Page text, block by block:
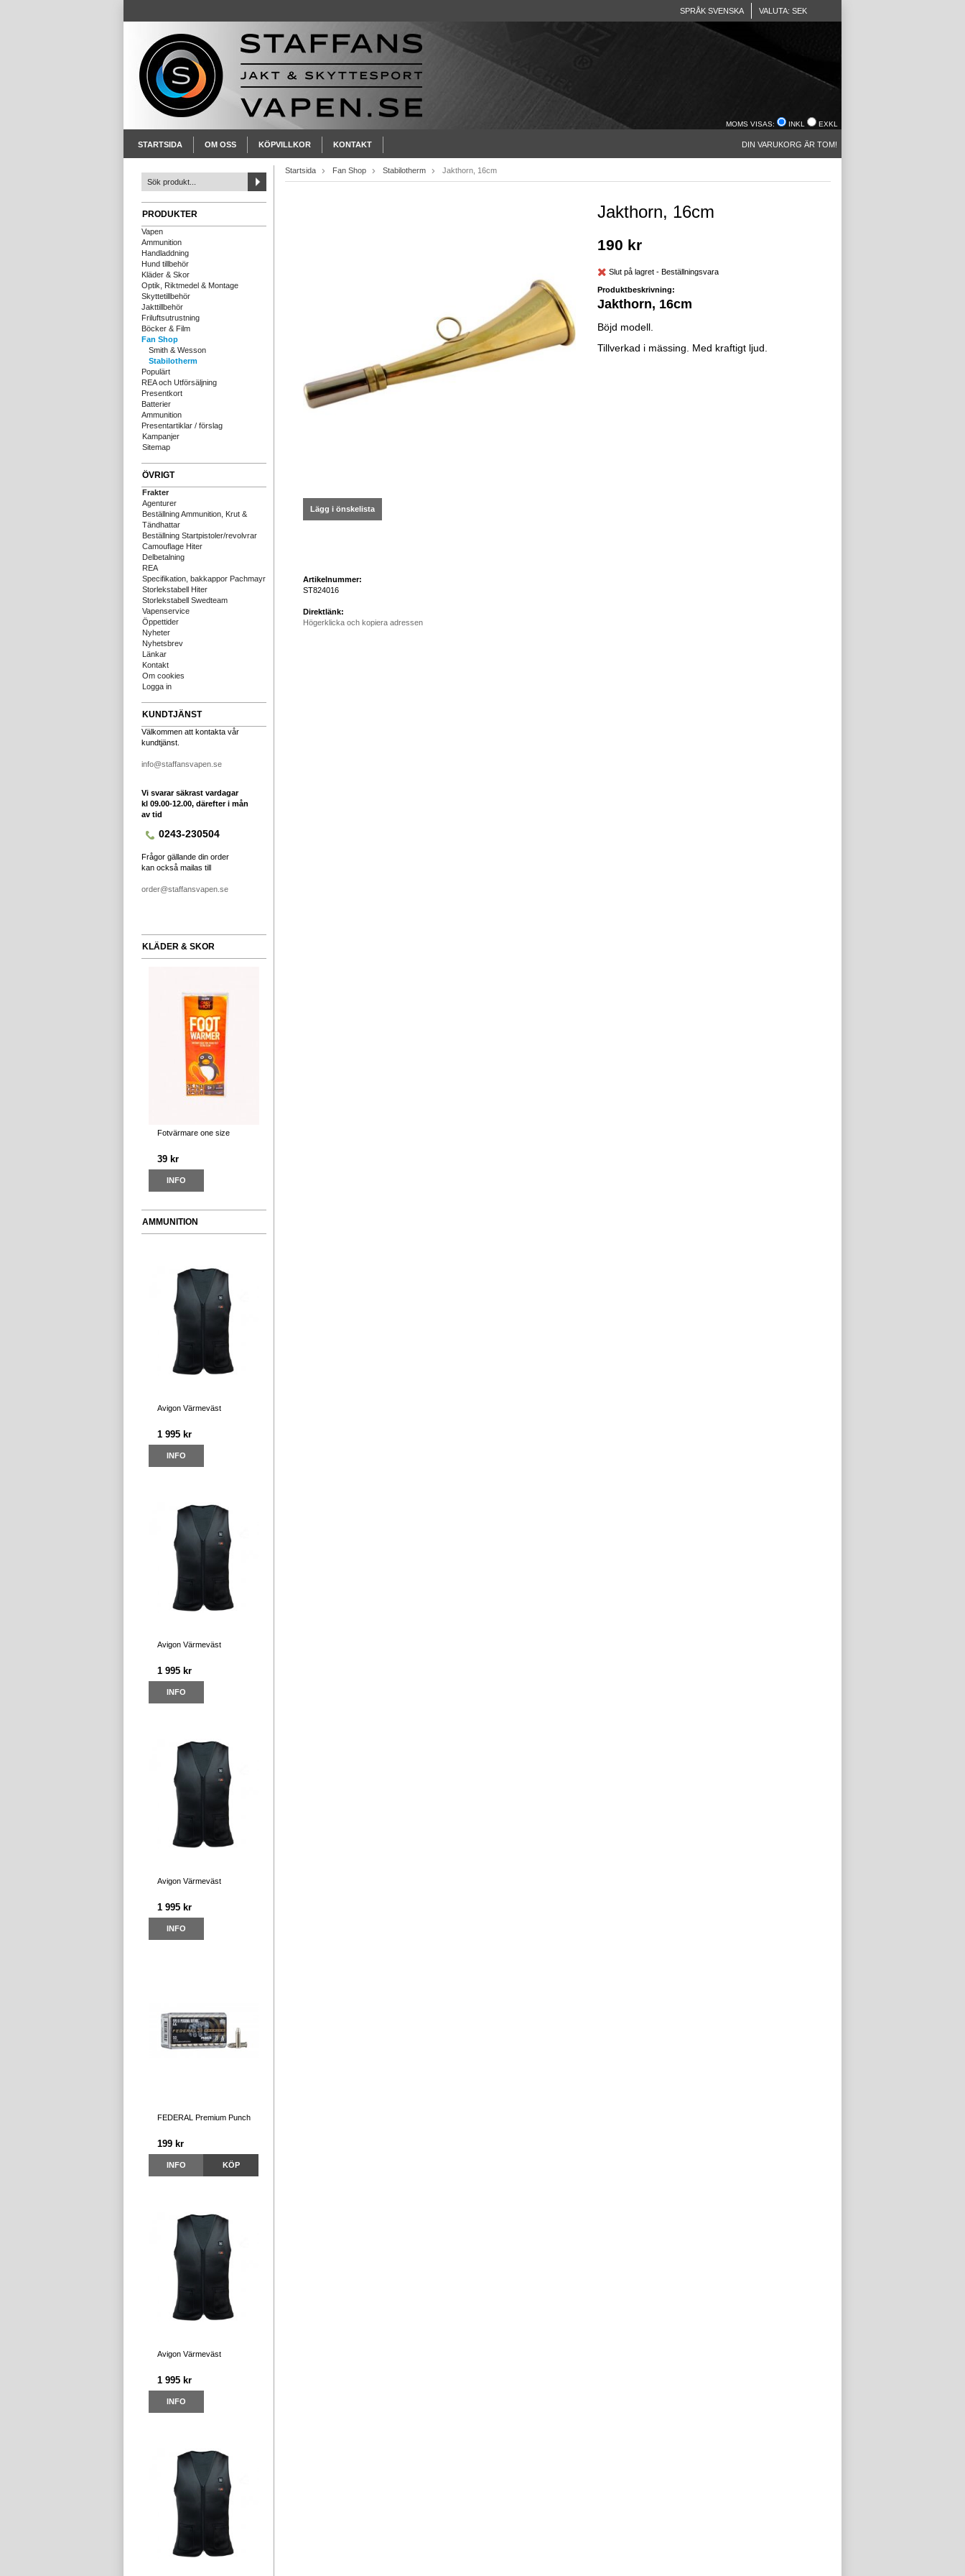
SPRÅK SVENSKA VALUTA: SEK
MOMS VISAS: INKL EXKL
STARTSIDA OM OSS KÖPVILLKOR KONTAKT DIN VARUKORG ÄR TOM!
PRODUKTER
Vapen
Ammunition
Handladdning
Hund tillbehör
Kläder & Skor
Optik, Riktmedel & Montage
Skyttetillbehör
Jakttillbehör
Friluftsutrustning
Böcker & Film
Fan Shop
Smith & Wesson
Stabilotherm
Populärt
REA och Utförsäljning
Presentkort
Batterier
Ammunition
Presentartiklar / förslag
Kampanjer
Sitemap
ÖVRIGT
Frakter
Agenturer
Beställning Ammunition, Krut &
Tändhattar
Beställning Startpistoler/revolvrar
Camouflage Hiter
Delbetalning
REA
Specifikation, bakkappor Pachmayr
Storlekstabell Hiter
Storlekstabell Swedteam
Vapenservice
Öppettider
Nyheter
Nyhetsbrev
Länkar
Kontakt
Om cookies
Logga in
KUNDTJÄNST
Välkommen att kontakta vår
kundtjänst.
info@staffansvapen.se
Vi svarar säkrast vardagar
kl 09.00-12.00, därefter i mån
av tid
0243-230504
Frågor gällande din order
kan också mailas till
order@staffansvapen.se
KLÄDER & SKOR
Fotvärmare one size
39 kr
INFO
AMMUNITION
Avigon Värmeväst
1 995 kr
INFO
Avigon Värmeväst
1 995 kr
INFO
Avigon Värmeväst
1 995 kr
INFO
FEDERAL Premium Punch
199 kr
INFO KÖP
Avigon Värmeväst
1 995 kr
INFO
Startsida Fan Shop Stabilotherm Jakthorn, 16cm
Lägg i önskelista
Artikelnummer:
ST824016
Direktlänk:
Högerklicka och kopiera adressen
Jakthorn, 16cm
190 kr
Slut på lagret - Beställningsvara
Produktbeskrivning:
Jakthorn, 16cm
Böjd modell.
Tillverkad i mässing. Med kraftigt ljud.